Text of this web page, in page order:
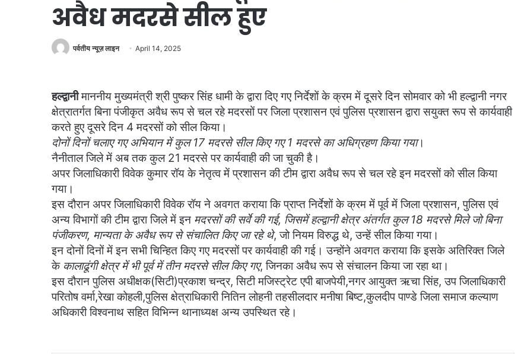
अवैध मदरसे सील हुए
पर्वतीय न्यूज़ लाइन April 14, 2025
हल्द्वानीमाननीय मुख्यमंत्री श्री पुष्कर सिंह धामी के द्वारा दिए गए निर्देशों के क्रम में दूसरे दिन सोमवार को भी हल्द्वानी नगर
क्षेत्रातर्गत बिना पंजीकृत अवैध रूप से चल रहे मदरसों पर जिला प्रशासन एवं पुलिस प्रशासन द्वारा सयुक्त रूप से कार्यवाही
करते हुए दूसरे दिन 4 मदरसों को सील किया।
दोनों दिनों चलाए गए अभियान में कुल 17 मदरसे सील किए गए 1 मदरसे का अधिग्रहण किया गया।
नैनीताल जिले में अब तक कुल 21 मदरसे पर कार्यवाही की जा चुकी है।
अपर जिलाधिकारी विवेक कुमार रॉय के नेतृत्व में प्रशासन की टीम द्वारा अवैध रूप से चल रहे इन मदरसों को सील किया
गया।
इस दौरान अपर जिलाधिकारी विवेक रॉय ने अवगत कराया कि प्राप्त निर्देशों के क्रम में पूर्व में जिला प्रशासन, पुलिस एवं
अन्य विभागों की टीम द्वारा जिले में इन मदरसों की सर्वे की गई, जिसमें हल्द्वानी क्षेत्र अंतर्गत कुल 18 मदरसे मिले जो बिना
पंजीकरण, मान्यता के अवैध रूप से संचालित किए जा रहे थे, जो नियम विरुद्ध थे, उन्हें सील किया गया।
इन दोनों दिनों में इन सभी चिन्हित किए गए मदरसों पर कार्यवाही की गई। उन्होंने अवगत कराया कि इसके अतिरिक्त जिले
के कालाढूंगी क्षेत्र में भी पूर्व में तीन मदरसे सील किए गए, जिनका अवैध रूप से संचालन किया जा रहा था।
इस दौरान पुलिस अधीक्षक(सिटी)प्रकाश चन्द्र, सिटी मजिस्ट्रेट एपी बाजपेयी,नगर आयुक्त ऋचा सिंह, उप जिलाधिकारी
परितोष वर्मा,रेखा कोहली,पुलिस क्षेत्राधिकारी नितिन लोहनी तहसीलदार मनीषा बिष्ट,कुलदीप पाण्डे जिला समाज कल्याण
अधिकारी विश्वनाथ सहित विभिन्न थानाध्यक्ष अन्य उपस्थित रहे।